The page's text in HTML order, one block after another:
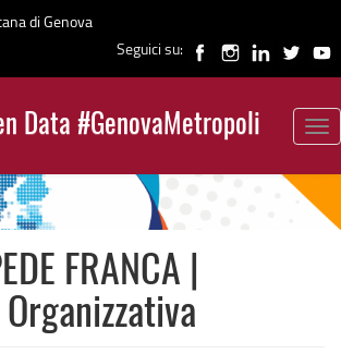
di Genova
Seguici su:
Data #GenovaMetropoli
FRANCA |
Organizzativa